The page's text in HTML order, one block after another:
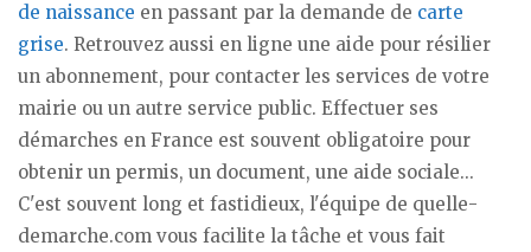
de naissance en passant par la demande de carte
grise. Retrouvez aussi en ligne une aide pour résilier
un abonnement, pour contacter les services de votre
mairie ou un autre service public. Effectuer ses
démarches en France est souvent obligatoire pour
obtenir un permis, un document, une aide sociale...
C'est souvent long et fastidieux, l'équipe de quelle-
demarche.com vous facilite la tâche et vous fait